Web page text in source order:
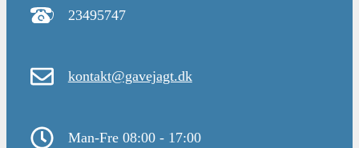
23495747
kontakt@gavejagt.dk
Man-Fre 08:00 - 17:00